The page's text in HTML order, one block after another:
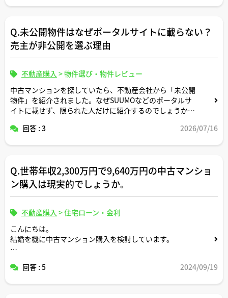
Q.未公開物件はなぜポータルサイトに載らない？
売主が非公開を選ぶ理由
不動産購入 >物件選び・物件レビュー
中古マンションを探していたら、不動産会社から「未公開
物件」を紹介されました。なぜSUUMOなどのポータルサ
イトに載せず、限られた人だけに紹介するのでしょうか。
のでしょうか。ご解説よろしくお願いします。
回答 : 3 2026/07/16
Q.世帯年収2,300万円で9,640万円の中古マンショ
ン購入は現実的でしょうか。
不動産購入 >住宅ローン・金利
こんにちは。
結婚を機に中古マンション購入を検討しています。
いただきたいです。
回答 : 5 2024/09/19